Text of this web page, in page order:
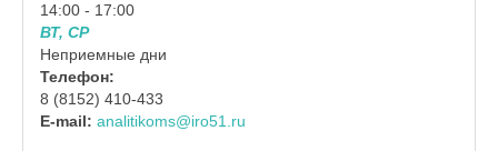
14:00 - 17:00
ВТ, СР
Неприемные дни
Телефон:
8 (8152) 410-433
E-mail: analitikoms@iro51.ru